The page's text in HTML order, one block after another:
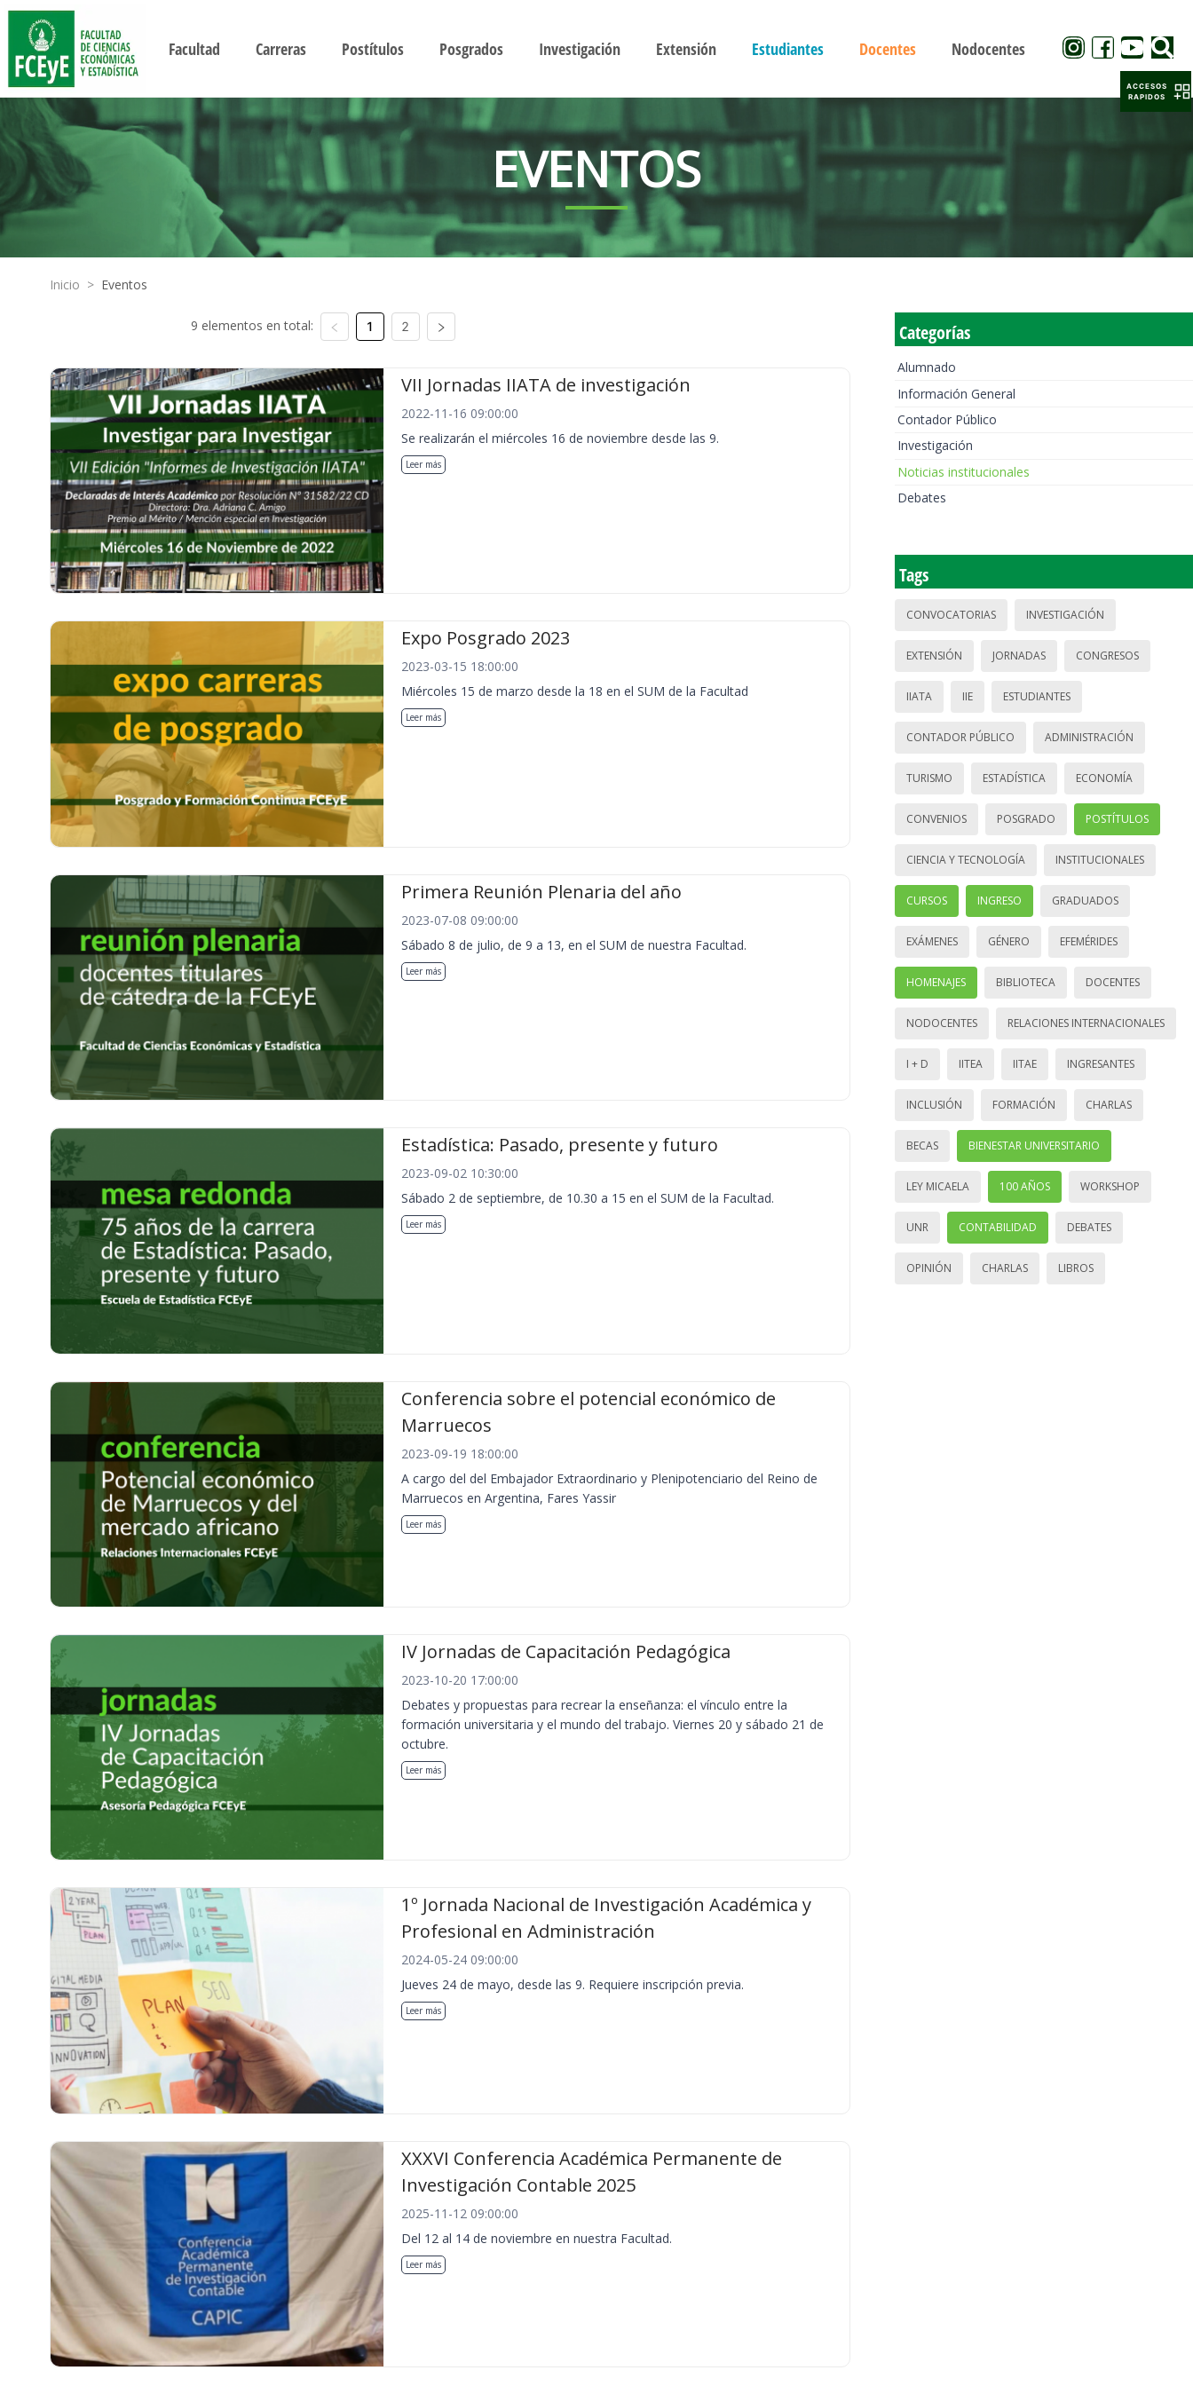
Facultad Carreras Postítulos Posgrados Investigación Extensión Estudiantes Docentes Nodocentes
EVENTOS
Inicio > Eventos
9 elementos en total: 1 2
VII Jornadas IIATA de investigación
2022-11-16 09:00:00
Se realizarán el miércoles 16 de noviembre desde las 9.
Leer más
Expo Posgrado 2023
2023-03-15 18:00:00
Miércoles 15 de marzo desde la 18 en el SUM de la Facultad
Leer más
Primera Reunión Plenaria del año
2023-07-08 09:00:00
Sábado 8 de julio, de 9 a 13, en el SUM de nuestra Facultad.
Leer más
Estadística: Pasado, presente y futuro
2023-09-02 10:30:00
Sábado 2 de septiembre, de 10.30 a 15 en el SUM de la Facultad.
Leer más
Conferencia sobre el potencial económico de
Marruecos
2023-09-19 18:00:00
A cargo del del Embajador Extraordinario y Plenipotenciario del Reino de
Marruecos en Argentina, Fares Yassir
Leer más
IV Jornadas de Capacitación Pedagógica
2023-10-20 17:00:00
Debates y propuestas para recrear la enseñanza: el vínculo entre la
formación universitaria y el mundo del trabajo. Viernes 20 y sábado 21 de
octubre.
Leer más
1º Jornada Nacional de Investigación Académica y
Profesional en Administración
2024-05-24 09:00:00
Jueves 24 de mayo, desde las 9. Requiere inscripción previa.
Leer más
XXXVI Conferencia Académica Permanente de
Investigación Contable 2025
2025-11-12 09:00:00
Del 12 al 14 de noviembre en nuestra Facultad.
Leer más
Categorías
Alumnado
Información General
Contador Público
Investigación
Noticias institucionales
Debates
Tags
CONVOCATORIAS INVESTIGACIÓN
EXTENSIÓN JORNADAS CONGRESOS
IIATA IIE ESTUDIANTES
CONTADOR PÚBLICO ADMINISTRACIÓN
TURISMO ESTADÍSTICA ECONOMÍA
CONVENIOS POSGRADO POSTÍTULOS
CIENCIA Y TECNOLOGÍA INSTITUCIONALES
CURSOS INGRESO GRADUADOS
EXÁMENES GÉNERO EFEMÉRIDES
HOMENAJES BIBLIOTECA DOCENTES
NODOCENTES RELACIONES INTERNACIONALES
I + D IITEA IITAE INGRESANTES
INCLUSIÓN FORMACIÓN CHARLAS
BECAS BIENESTAR UNIVERSITARIO
LEY MICAELA 100 AÑOS WORKSHOP
UNR CONTABILIDAD DEBATES
OPINIÓN CHARLAS LIBROS
ACCESOS
RAPIDOS